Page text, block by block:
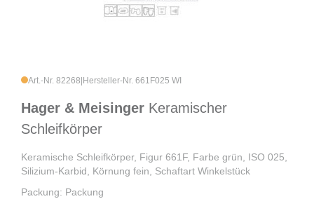
Art.-Nr. 82268 Hersteller-Nr. 661F025 WI
Hager & Meisinger Keramischer
Schleifkörper
Keramische Schleifkörper, Figur 661F, Farbe grün, ISO 025,
Silizium-Karbid, Körnung fein, Schaftart Winkelstück
Packung: Packung